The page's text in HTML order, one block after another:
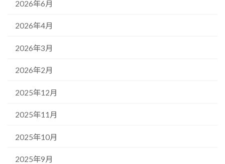
2026年6月
2026年4月
2026年3月
2026年2月
2025年12月
2025年11月
2025年10月
2025年9月